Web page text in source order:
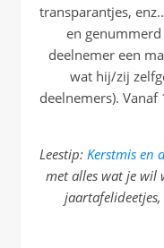
transparantjes,
en
deelnemer een
wat hij/zij
deelnemers).
Leestip: Kerstmis en
met alles wat je wil